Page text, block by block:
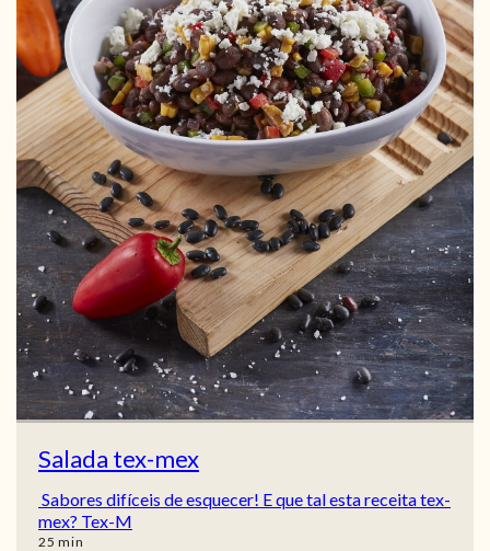
Salada tex-mex
Sabores difíceis de esquecer! E que tal esta receita tex-
mex? Tex-M
25 min
min